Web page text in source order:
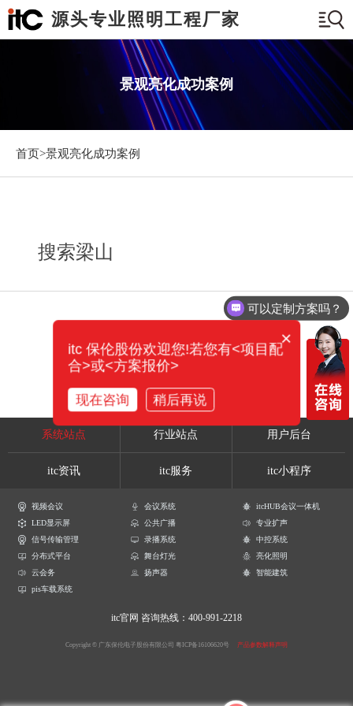
源头专业照明工程厂家
景观亮化成功案例
首页>景观亮化成功案例
搜索梁山
系统站点 行业站点 用户后台
itc资讯 itc服务 itc小程序
视频会议 会议系统
itcHUB会议一体机
LED显示屏
公共广播
专业扩声
信号传输管理
录播系统
中控系统
分布式平台
舞台灯光
亮化照明
云会务
扬声器
智能建筑
pis车载系统
itc官网 咨询热线：400-991-2218
Copyright © 广东保伦电子股份有限公司 粤ICP备16106620号 产品参数解释声明
可以定制方案吗？
×
itc 保伦股份欢迎您!若您有<项目配
合>或<方案报价>
现在咨询 稍后再说